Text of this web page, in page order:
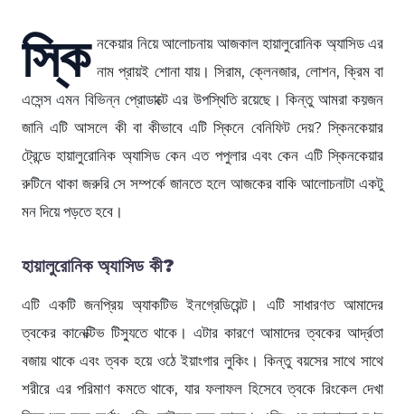
স্কি নকেয়ার নিয়ে আলোচনায় আজকাল হায়ালুরোনিক অ্যাসিড এর
নাম প্রায়ই শোনা যায়। সিরাম, ক্লেনজার, লোশন, ক্রিম বা
এসেন্স এমন বিভিন্ন প্রোডাক্টে এর উপস্থিতি রয়েছে। কিন্তু আমরা কয়জন
জানি এটি আসলে কী বা কীভাবে এটি স্কিনে বেনিফিট দেয়? স্কিনকেয়ার
ট্রেন্ডে হায়ালুরোনিক অ্যাসিড কেন এত পপুলার এবং কেন এটি স্কিনকেয়ার
রুটিনে থাকা জরুরি সে সম্পর্কে জানতে হলে আজকের বাকি আলোচনাটা একটু
মন দিয়ে পড়তে হবে।
হায়ালুরোনিক অ্যাসিড কী?
এটি একটি জনপ্রিয় অ্যাকটিভ ইনগ্রেডিয়েন্ট। এটি সাধারণত আমাদের
ত্বকের কানেক্টিভ টিস্যুতে থাকে। এটার কারণে আমাদের ত্বকের আর্দ্রতা
বজায় থাকে এবং ত্বক হয়ে ওঠে ইয়াংগার লুকিং। কিন্তু বয়সের সাথে সাথে
শরীরে এর পরিমাণ কমতে থাকে, যার ফলাফল হিসেবে ত্বকে রিংকেল দেখা